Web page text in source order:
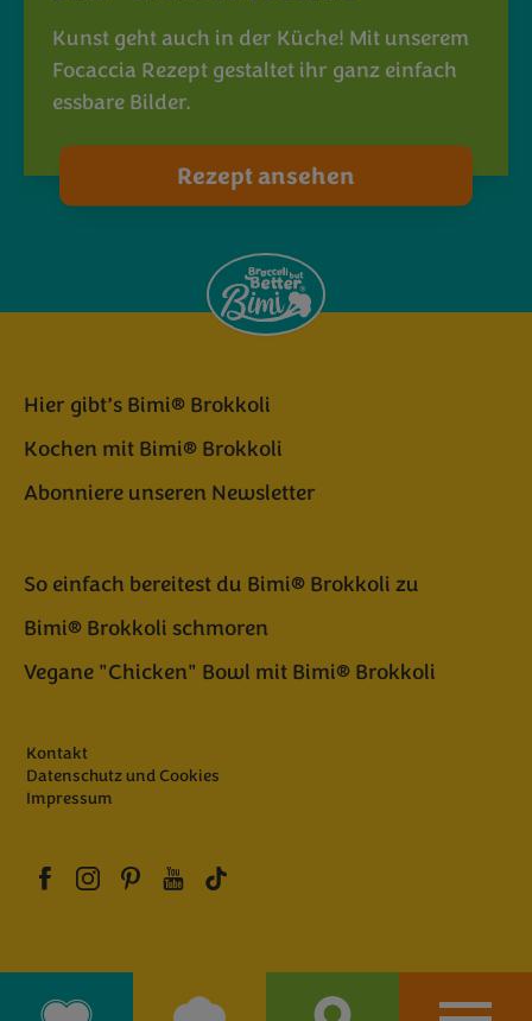
Kunst geht auch in der Küche! Mit unserem
Focaccia Rezept gestaltet ihr ganz einfach
essbare Bilder.
Rezept ansehen
Hier gibt’s Bimi® Brokkoli
Kochen mit Bimi® Brokkoli
Abonniere unseren Newsletter
So einfach bereitest du Bimi® Brokkoli zu
Bimi® Brokkoli schmoren
Vegane "Chicken" Bowl mit Bimi® Brokkoli
Kontakt
Datenschutz und Cookies
Impressum